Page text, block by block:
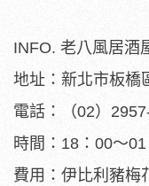
INFO. 老八風居酒
地址：新北市板橋
電話：（02）
時間：18：00～
費用：伊比利豬梅